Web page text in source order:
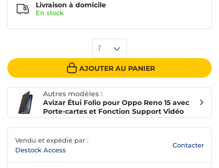
1
AJOUTER AU PANIER
Livraison à domicile
En stock
Autres modèles :
Avizar Étui Folio pour Oppo Reno 15 avec
Porte-cartes et Fonction Support Vidéo
Vendu et expédié par :
Destock Access
Contacter